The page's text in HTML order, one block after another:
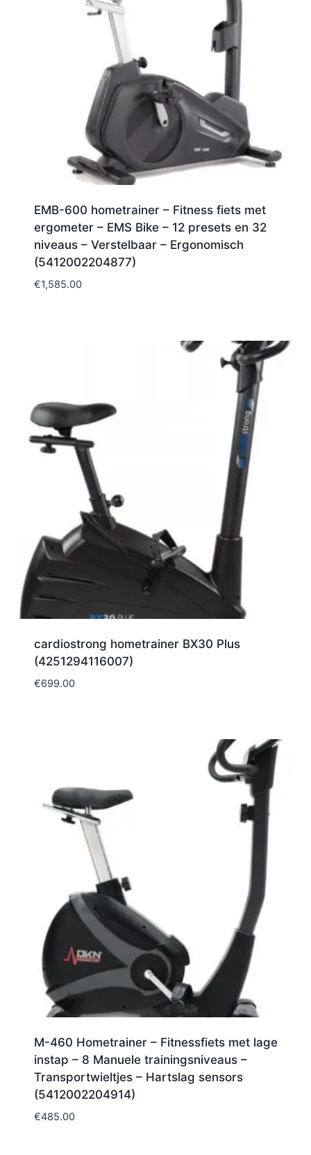
EMB-600 hometrainer – Fitness fiets met
ergometer – EMS Bike – 12 presets en 32
niveaus – Verstelbaar – Ergonomisch
(5412002204877)
€1,585.00
cardiostrong hometrainer BX30 Plus
(4251294116007)
€699.00
M-460 Hometrainer – Fitnessfiets met lage
instap – 8 Manuele trainingsniveaus –
Transportwieltjes – Hartslag sensors
(5412002204914)
€485.00